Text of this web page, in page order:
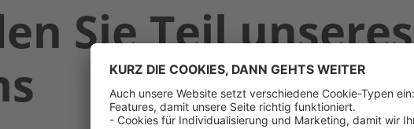
Sie Teil unseres